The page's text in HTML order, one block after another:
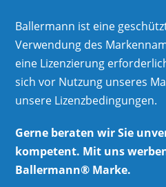
Ballermann ist eine
Verwendung des
eine Lizenzierung
sich vor Nutzung unseres
unsere Lizenzbedingungen.
Gerne beraten wir Sie
kompetent. Mit uns
Ballermann® Marke.